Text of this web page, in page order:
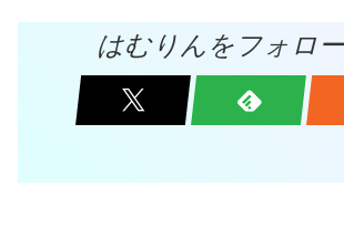
はむりんをフォロ